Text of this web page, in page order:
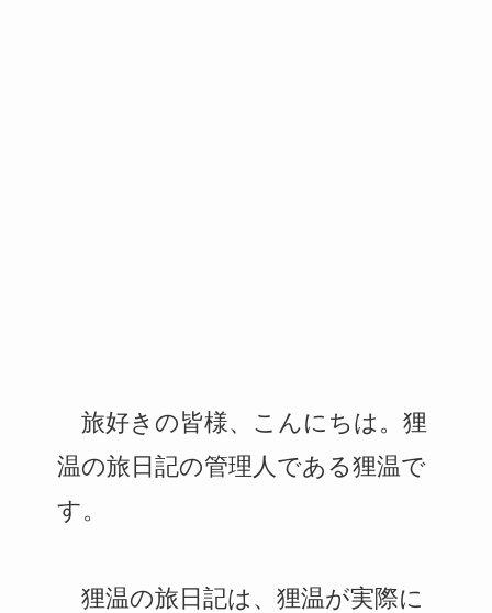
旅好きの皆様、こんにちは。狸
温の旅日記の管理人である狸温で
す。
狸温の旅日記は、狸温が実際に